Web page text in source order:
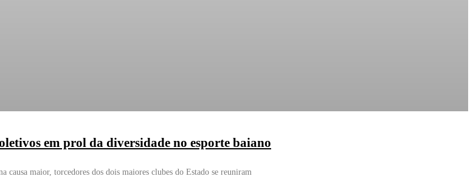
em prol da diversidade no esporte baiano
causa maior, torcedores dos dois maiores clubes do Estado se reuniram